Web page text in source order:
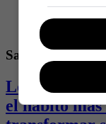
Salud
Los
el hábito